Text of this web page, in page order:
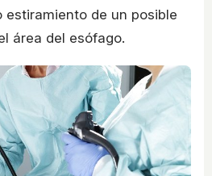
estiramiento de un posible
área del esófago.